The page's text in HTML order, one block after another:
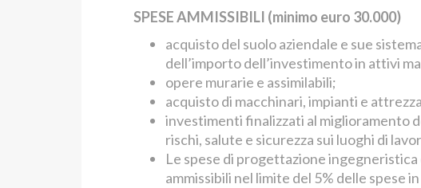
SPESE AMMISSIBILI (minimo euro 30.000)
acquisto del suolo aziendale e sue
dell’importo dell’investimento in attivi
opere murarie e assimilabili;
acquisto di macchinari, impianti e
investimenti finalizzati al miglioramento
rischi, salute e sicurezza sui luoghi di
Le spese di progettazione
ammissibili nel limite del 5% delle spese